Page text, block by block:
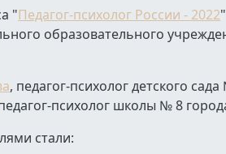
"Педагог-психолог России - 2022
образовательного
, педагог-психолог детского
психолог школы № 8
стали: